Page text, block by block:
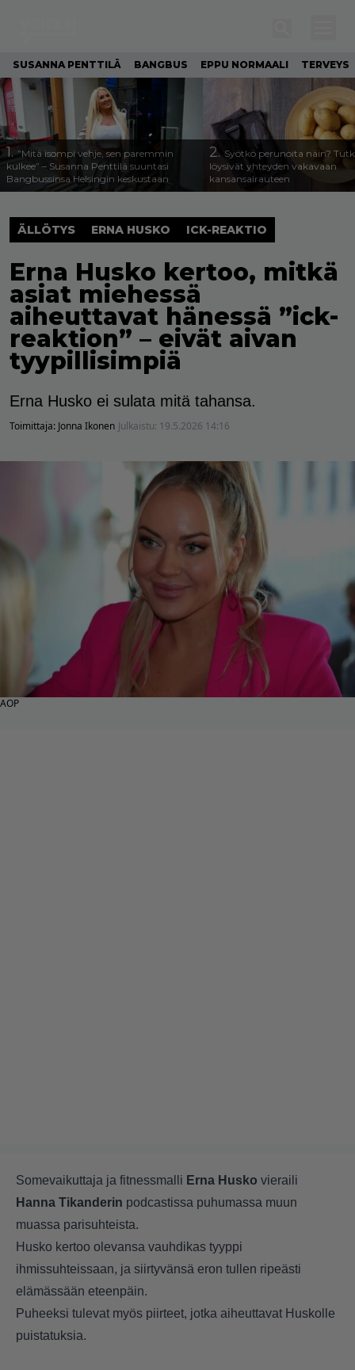
SUSANNA PENTTILÄ BANGBUS EPPU NORMAALI TERVEYS
1.”Mitä isompi vehje, sen paremmin
kulkee” – Susanna Penttilä suuntasi
Bangbussinsa Helsingin keskustaan
2. Syötkö perunoita näin?
löysivät yhteyden vakavaan
kansansairauteen
ÄLLÖTYS ERNA HUSKO ICK-REAKTIO
Erna Husko kertoo, mitkä
asiat miehessä
aiheuttavat hänessä ”ick-
reaktion” – eivät aivan
tyypillisimpiä
Erna Husko ei sulata mitä tahansa.
Toimittaja: Jonna Ikonen Julkaistu: 19.5.2026 14:16
AOP
Somevaikuttaja ja fitnessmalli Erna Husko vieraili
Hanna Tikanderin podcastissa puhumassa muun
muassa parisuhteista.
Husko kertoo olevansa vauhdikas tyyppi
ihmissuhteissaan, ja siirtyvänsä eron tullen ripeästi
elämässään eteenpäin.
Puheeksi tulevat myös piirteet, jotka aiheuttavat Huskolle
puistatuksia.